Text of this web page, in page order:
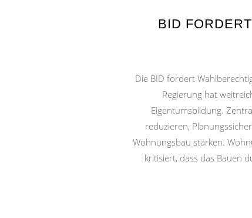
BID
Die BID fordert
Regierung hat
Eigentumsbildung.
reduzieren,
Wohnungsbau stärken.
kritisiert, dass das Bauen